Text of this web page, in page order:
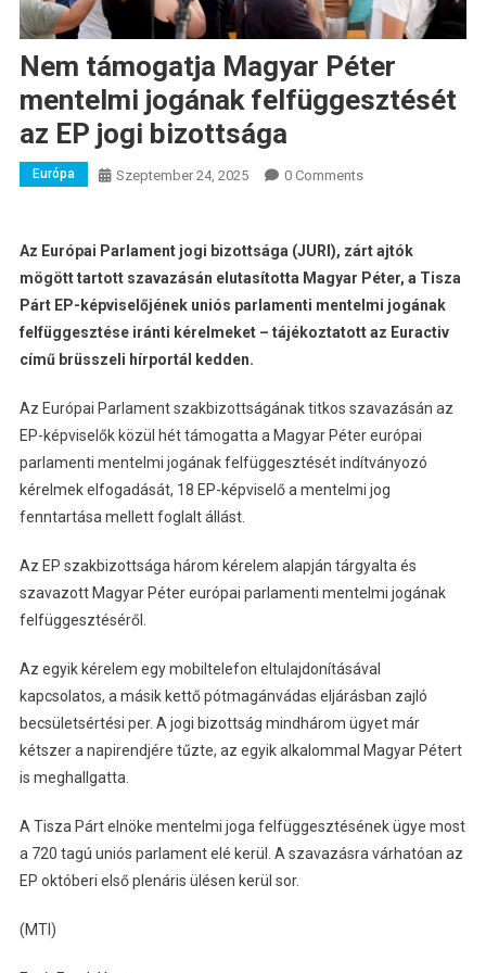
Nem támogatja Magyar Péter
mentelmi jogának felfüggesztését
az EP jogi bizottsága
Európa Szeptember 24, 2025 0 Comments
Az Európai Parlament jogi bizottsága (JURI), zárt ajtók
mögött tartott szavazásán elutasította Magyar Péter, a Tisza
Párt EP-képviselőjének uniós parlamenti mentelmi jogának
felfüggesztése iránti kérelmeket – tájékoztatott az Euractiv
című brüsszeli hírportál kedden.
Az Európai Parlament szakbizottságának titkos szavazásán az
EP-képviselők közül hét támogatta a Magyar Péter európai
parlamenti mentelmi jogának felfüggesztését indítványozó
kérelmek elfogadását, 18 EP-képviselő a mentelmi jog
fenntartása mellett foglalt állást.
Az EP szakbizottsága három kérelem alapján tárgyalta és
szavazott Magyar Péter európai parlamenti mentelmi jogának
felfüggesztéséről.
Az egyik kérelem egy mobiltelefon eltulajdonításával
kapcsolatos, a másik kettő pótmagánvádas eljárásban zajló
becsületsértési per. A jogi bizottság mindhárom ügyet már
kétszer a napirendjére tűzte, az egyik alkalommal Magyar Pétert
is meghallgatta.
A Tisza Párt elnöke mentelmi joga felfüggesztésének ügye most
a 720 tagú uniós parlament elé kerül. A szavazásra várhatóan az
EP októberi első plenáris ülésen kerül sor.
(MTI)